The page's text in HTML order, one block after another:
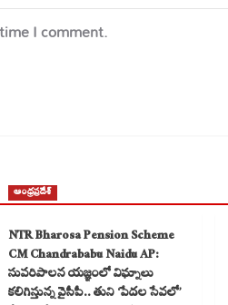
I comment.
ఆంధ్రప్రదేశ్
NTR Bharosa Pension Scheme
CM Chandrababu Naidu AP:
సుపరిపాలన యజ్ఞంలో విఘ్నాలు
కలిగిస్తున్న వైసీపీ.. తుని ‘పేదల సేవలో’